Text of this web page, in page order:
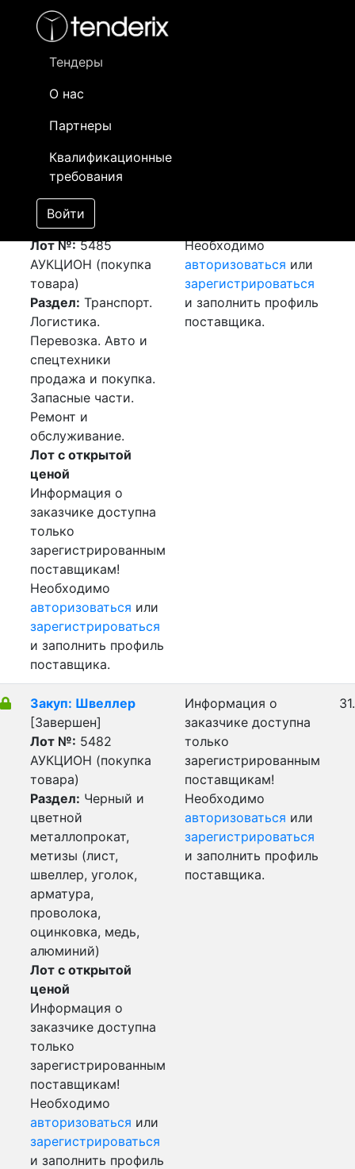
Тендеры
О нас
Партнеры
Квалификационные
требования
Войти
- активный лот
- сохраненный лот (не опубликован)
Закупка: Перевозка
г.Алматы (РК) -
г.Астана (РК)
[Завершен]
Победитель выбран
Лот №:5485
АУКЦИОН (покупка
товара)
Раздел: Транспорт.
Логистика.
Перевозка. Авто и
спецтехники
продажа и покупка.
Запасные части.
Ремонт и
обслуживание.
Лот с открытой
ценой
Информация о
заказчике доступна
только
зарегистрированным
поставщикам!
Необходимо
авторизоваться или
зарегистрироваться
и заполнить профиль
поставщика.
Необходимо
авторизоваться или
зарегистрироваться
и заполнить профиль
поставщика.
Закуп: Швеллер
[Завершен]
Лот №: 5482
АУКЦИОН (покупка
товара)
Раздел: Черный и
цветной
металлопрокат,
метизы (лист,
швеллер, уголок,
арматура,
проволока,
оцинковка, медь,
алюминий)
Лот с открытой
ценой
Информация о
заказчике доступна
только
зарегистрированным
поставщикам!
Необходимо
авторизоваться или
зарегистрироваться
и заполнить профиль
Информация о
заказчике доступна
только
зарегистрированным
поставщикам!
Необходимо
авторизоваться или
зарегистрироваться
и заполнить профиль
поставщика.